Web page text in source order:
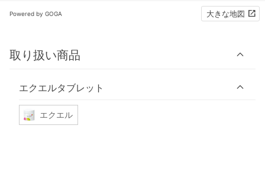
Powered by GOGA 大きな地図
取り扱い商品
エクエルタブレット
エクエル